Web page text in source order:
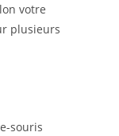
votre
plusieurs
souris